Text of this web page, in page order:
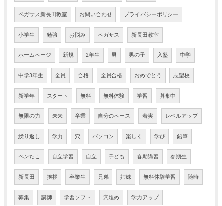
ペガサス新長田教室 お問い合わせ プライバシーポリシー
小学生 勉強 お悩み ペガサス 新長田教室
ホームページ 新規 2年生 男 男の子 入塾 中学
中学3年生 全員 合格 全員合格 おめでとう 志望校
新学年 スタート 無料 無料体験 学習 募集中
無限の力 未来 卒業 自分のペース 着実 レベルアップ
繰り返し 学力 穴 パソコン 楽しく 学び 鉛筆
ペンだこ 自立学習 自立 子ども 春期講習 春期生
新長田 挨拶 卒業生 兄弟 姉妹 無料体験学習 随時
募集 講師 学習ソフト 穴埋め 学力アップ